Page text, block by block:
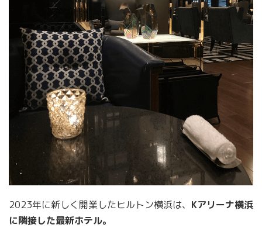
2023年に新しく開業したヒルトン横浜は、 Kアリーナ横浜
に隣接した最新ホテル。